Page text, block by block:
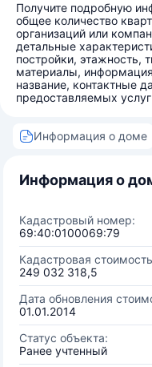
Получите подробную
общее количество
организаций или
детальные
постройки, этажность,
материалы,
название, контактные
предоставляемых услуг
Информация о доме
Информация о
Кадастровый номер:
69:40:0100069:79
Кадастровая
249 032 318,5
Дата обновления
01.01.2014
Статус объекта:
Ранее учтенный